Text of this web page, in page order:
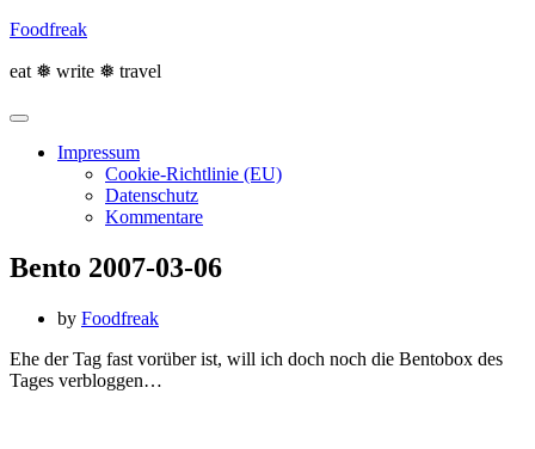
Skip
content
Foodfreak
eat ❅ write ❅ travel
Impressum
Cookie-Richtlinie (EU)
Datenschutz
Kommentare
Bento 2007-03-06
by Foodfreak
Ehe der Tag fast vorüber ist, will ich doch noch die Bentobox des
Tages verbloggen…